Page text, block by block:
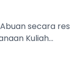
secara res
Kuliah...